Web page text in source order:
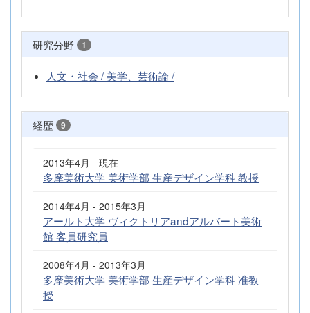
研究分野 1
人文・社会 / 美学、芸術論 /
経歴 9
2013年4月 - 現在
多摩美術大学 美術学部 生産デザイン学科 教授
2014年4月 - 2015年3月
アールト大学 ヴィクトリアandアルバート美術
館 客員研究員
2008年4月 - 2013年3月
多摩美術大学 美術学部 生産デザイン学科 准教
授